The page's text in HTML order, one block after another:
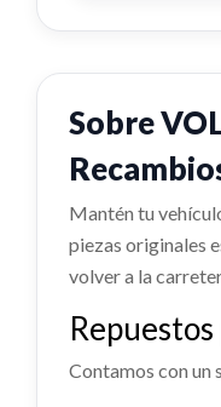
DERECHA
Sobre
Mantén tu
piezas originales
volver a la
Contamos con un